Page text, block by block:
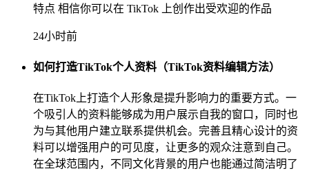
特点 相信你可以在 TikTok 上创作出受欢迎的作品
24小时前
如何打造TikTok个人资料（TikTok资料编辑方法）
在TikTok上打造个人形象是提升影响力的重要方式。一
个吸引人的资料能够成为用户展示自我的窗口，同时也
为与其他用户建立联系提供机会。完善且精心设计的资
料可以增强用户的可见度，让更多的观众注意到自己。
在全球范围内，不同文化背景的用户也能通过简洁明了